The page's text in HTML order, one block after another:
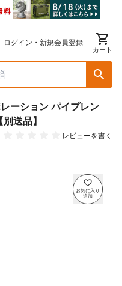
ログイン・新規会員登録
カート
ーション パイプレン
送品】
レビューを書く